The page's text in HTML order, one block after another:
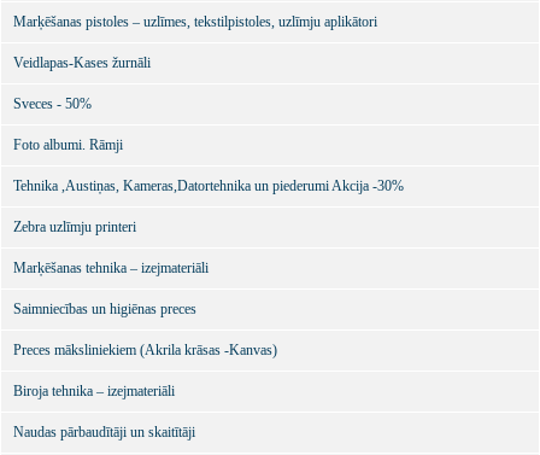
Marķēšanas pistoles – uzlīmes, tekstilpistoles, uzlīmju aplikātori
Veidlapas-Kases žurnāli
Sveces - 50%
Foto albumi. Rāmji
Tehnika ,Austiņas, Kameras,Datortehnika un piederumi Akcija -30%
Zebra uzlīmju printeri
Marķēšanas tehnika – izejmateriāli
Saimniecības un higiēnas preces
Preces māksliniekiem (Akrila krāsas -Kanvas)
Biroja tehnika – izejmateriāli
Naudas pārbaudītāji un skaitītāji